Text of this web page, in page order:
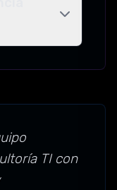
TI con